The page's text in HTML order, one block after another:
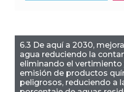
6.3 De aquí a 2030,
agua reduciendo la
eliminando el
emisión de productos
peligrosos, reduciendo a